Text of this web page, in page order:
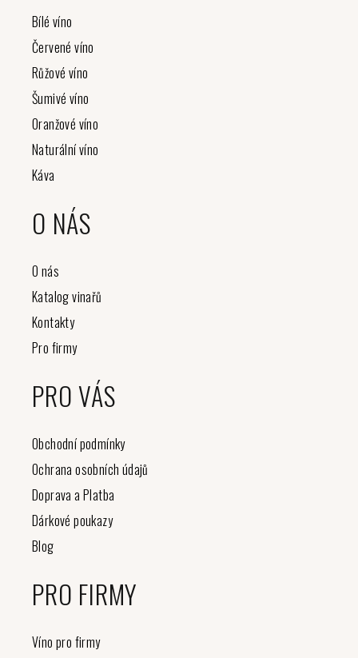
Bílé víno
Červené víno
Růžové víno
Šumivé víno
Oranžové víno
Naturální víno
Káva
O NÁS
O nás
Katalog vinařů
Kontakty
Pro firmy
PRO VÁS
Obchodní podmínky
Ochrana osobních údajů
Doprava a Platba
Dárkové poukazy
Blog
PRO FIRMY
Víno pro firmy